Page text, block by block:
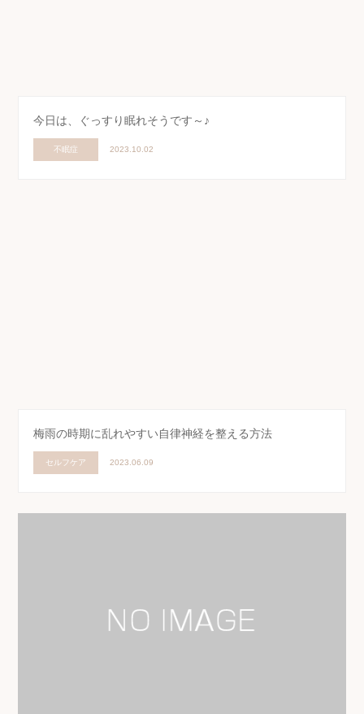
今日は、ぐっすり眠れそうです～♪
不眠症 2023.10.02
梅雨の時期に乱れやすい自律神経を整える方法
セルフケア 2023.06.09